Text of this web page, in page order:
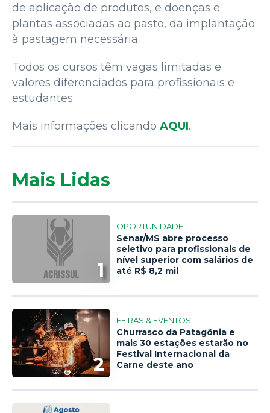
de aplicação de produtos, e doenças e
plantas associadas ao pasto, da implantação
à pastagem necessária.
Todos os cursos têm vagas limitadas e
valores diferenciados para profissionais e
estudantes.
Mais informações clicando AQUI.
Mais Lidas
1
OPORTUNIDADE
Senar/MS abre processo
seletivo para profissionais de
nível superior com salários de
até R$ 8,2 mil
2
FEIRAS & EVENTOS
Churrasco da Patagônia e
mais 30 estações estarão no
Festival Internacional da
Carne deste ano